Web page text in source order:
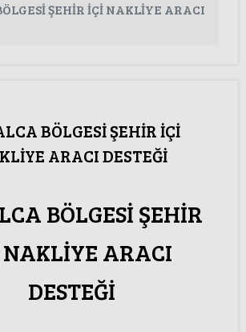
ŞEHİR İÇİ NAKLİYE ARACI
BÖLGESİ ŞEHİR İÇİ
ARACI DESTEĞİ
BÖLGESİ ŞEHİR
ARACI
DESTEĞİ